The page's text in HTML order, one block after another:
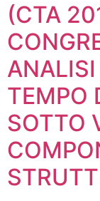
(CTA
TEMPO
SOTTO